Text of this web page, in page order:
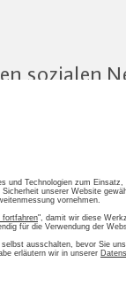
sozialen
LOGIN